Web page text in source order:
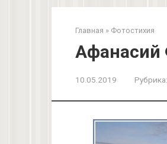
Главная » Фотостихия
Афанасий
10.05.2019 Рубрика: